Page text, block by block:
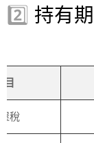
2️⃣ 持有
目
稅